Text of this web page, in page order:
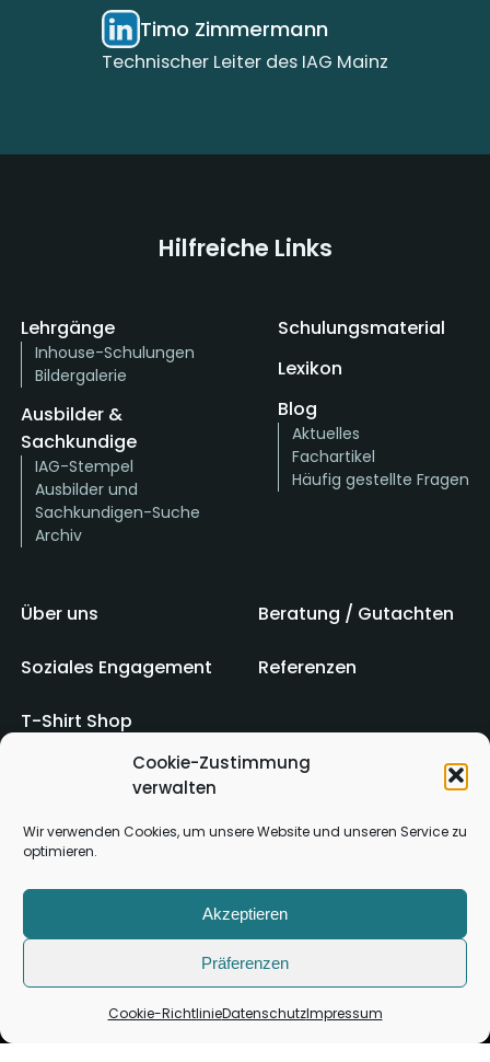
Cookie-Zustimmung
verwalten
Wir verwenden Cookies, um unsere Website und unseren Service zu
optimieren.
Akzeptieren
Präferenzen
Cookie-RichtlinieDatenschutzImpressum
Timo Zimmermann
Technischer Leiter des IAG Mainz
Hilfreiche Links
Lehrgänge
Inhouse-Schulungen
Bildergalerie
Ausbilder &
Sachkundige
IAG-Stempel
Ausbilder und
Sachkundigen-Suche
Archiv
Schulungsmaterial
Lexikon
Blog
Aktuelles
Fachartikel
Häufig gestellte Fragen
Über uns Beratung / Gutachten
Soziales Engagement Referenzen
T-Shirt Shop
Impressum AGB